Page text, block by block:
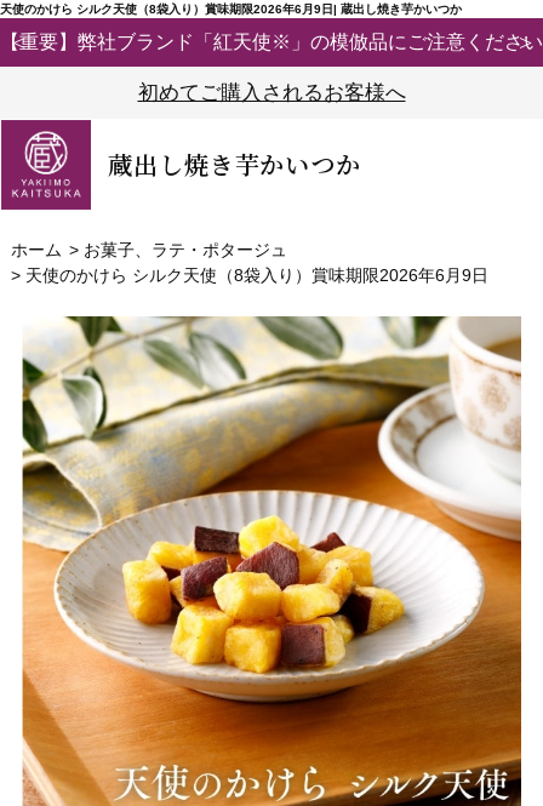
天使のかけら シルク天使（8袋入り）賞味期限2026年6月9日| 蔵出し焼き芋かいつか
【重要】弊社ブランド「紅天使※」の模倣品にご注意ください
初めてご購入されるお客様へ
蔵出し焼き芋かいつか
ホーム > お菓子、ラテ・ポタージュ
> 天使のかけら シルク天使（8袋入り）賞味期限2026年6月9日